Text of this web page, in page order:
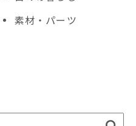
素材・パーツ